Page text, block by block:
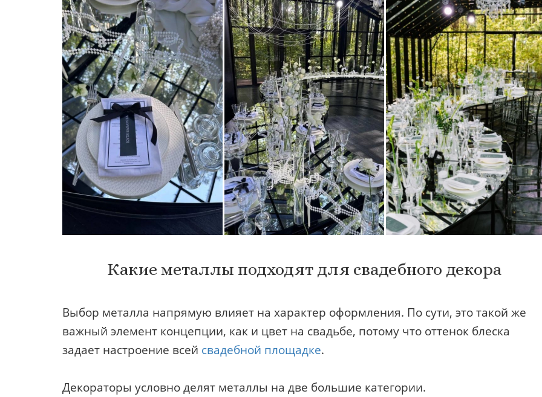
Какие металлы подходят для свадебного декора
Выбор металла напрямую влияет на характер оформления. По сути, это такой же
важный элемент концепции, как и цвет на свадьбе, потому что оттенок блеска
задает настроение всей свадебной площадке.
Декораторы условно делят металлы на две большие категории.